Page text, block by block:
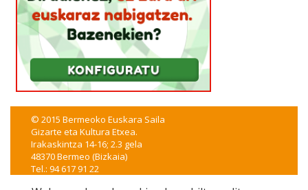
© 2015 Bermeoko Euskara Saila
Gizarte eta Kultura Etxea.
Irakaskintza 14-16; 2.3 gela
48370 Bermeo (Bizkaia)
Tel.: 94 617 91 22